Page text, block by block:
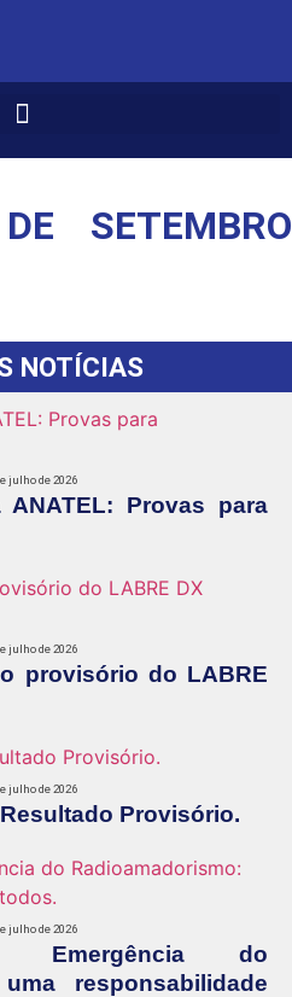
SETEMBRO
NOTÍCIAS
julho de 2026
Provas para
julho de 2026
provisório do LABRE
julho de 2026
Provisório.
julho de 2026
Emergência do
responsabilidade